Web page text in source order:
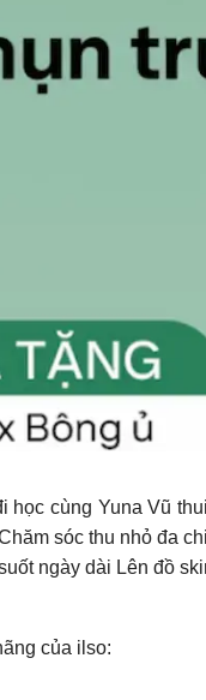
học cùng Yuna Vũ
sóc thu nhỏ đa
ngày dài Lên đồ
của ilso: